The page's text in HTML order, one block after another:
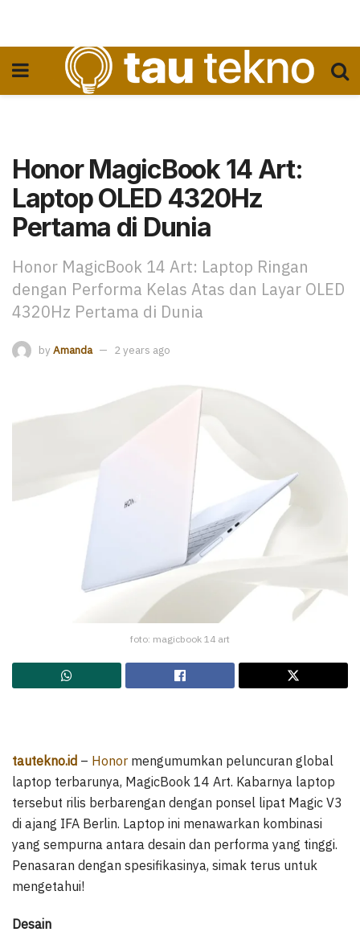
Honor MagicBook 14 Art:
Laptop OLED 4320Hz
Pertama di Dunia
Honor MagicBook 14 Art: Laptop Ringan
dengan Performa Kelas Atas dan Layar OLED
4320Hz Pertama di Dunia
by Amanda 2 years ago
foto: magicbook 14 art
tautekno.id – Honor mengumumkan peluncuran global
laptop terbarunya, MagicBook 14 Art. Kabarnya laptop
tersebut rilis berbarengan dengan ponsel lipat Magic V3
di ajang IFA Berlin. Laptop ini menawarkan kombinasi
yang sempurna antara desain dan performa yang tinggi.
Penasaran dengan spesifikasinya, simak terus untuk
mengetahui!
Desain